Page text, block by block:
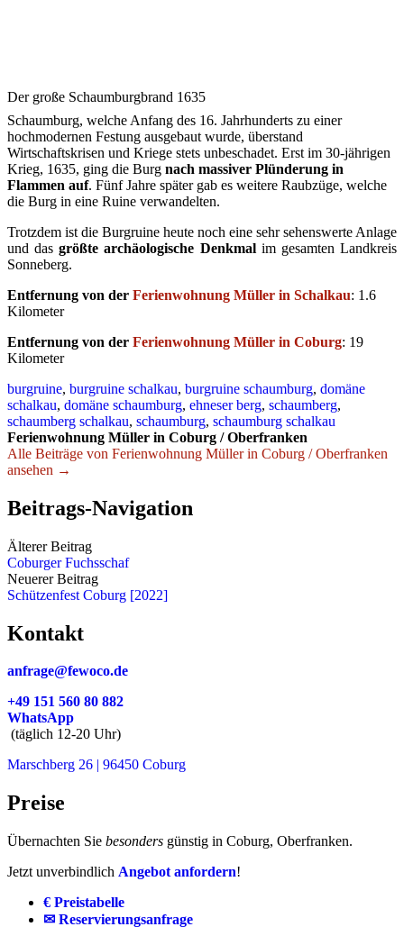
Der große Schaumburgbrand 1635
Schaumburg, welche Anfang des 16. Jahrhunderts zu einer
hochmodernen Festung ausgebaut wurde, überstand
Wirtschaftskrisen und Kriege stets unbeschadet. Erst im 30-jährigen
Krieg, 1635, ging die Burg nach massiver Plünderung in
Flammen auf. Fünf Jahre später gab es weitere Raubzüge, welche
die Burg in eine Ruine verwandelten.
Trotzdem ist die Burgruine heute noch eine sehr sehenswerte Anlage
und dasgrößte archäologische Denkmalim gesamten Landkreis
Sonneberg.
Entfernung von der Ferienwohnung Müller in Schalkau: 1.6
Kilometer
Entfernung von der Ferienwohnung Müller in Coburg: 19
Kilometer
burgruine, burgruine schalkau, burgruine schaumburg, domäne
schalkau, domäne schaumburg, ehneser berg, schaumberg,
schaumberg schalkau, schaumburg, schaumburg schalkau
Ferienwohnung Müller in Coburg / Oberfranken
Alle Beiträge von Ferienwohnung Müller in Coburg / Oberfranken
ansehen →
Beitrags-Navigation
Älterer Beitrag
Coburger Fuchsschaf
Neuerer Beitrag
Schützenfest Coburg [2022]
Kontakt
anfrage@fewoco.de
+49 151 560 80 882
WhatsApp
(täglich 12-20 Uhr)
Marschberg 26 | 96450 Coburg
Preise
Übernachten Sie besonders günstig in Coburg, Oberfranken.
Jetzt unverbindlich Angebot anfordern!
€ Preistabelle
✉ Reservierungsanfrage